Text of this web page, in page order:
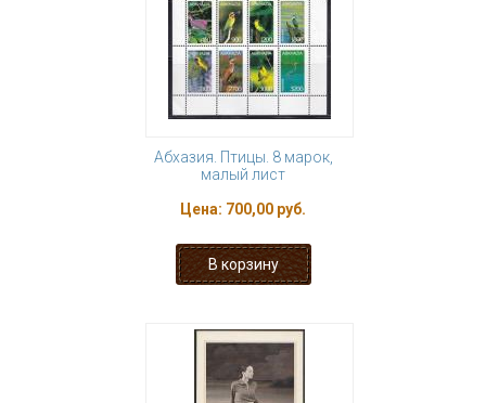
Абхазия. Птицы. 8 марок,
малый лист
Цена: 700,00 руб.